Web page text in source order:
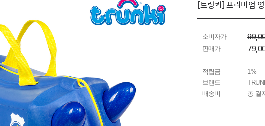
[트렁키] 프리미엄
소비자가
판매가
적립금
1%
브랜드
배송비
총 결